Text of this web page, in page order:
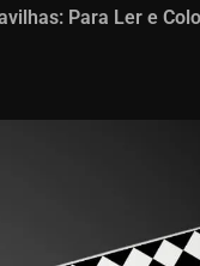
Para Ler e